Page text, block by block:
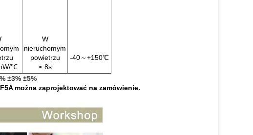
℃
W
nieruchomym
powietrzu
≤ 8s
-40～+150℃
±3% ±5%
można zaprojektować na zamówienie.